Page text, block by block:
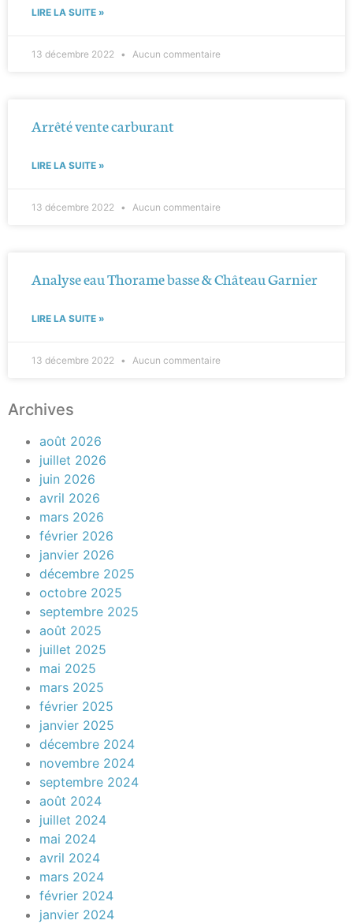
LIRE LA SUITE »
13 décembre 2022 Aucun commentaire
Arrêté vente carburant
LIRE LA SUITE »
13 décembre 2022 Aucun commentaire
Analyse eau Thorame basse & Château Garnier
LIRE LA SUITE »
13 décembre 2022 Aucun commentaire
Archives
août 2026
juillet 2026
juin 2026
avril 2026
mars 2026
février 2026
janvier 2026
décembre 2025
octobre 2025
septembre 2025
août 2025
juillet 2025
mai 2025
mars 2025
février 2025
janvier 2025
décembre 2024
novembre 2024
septembre 2024
août 2024
juillet 2024
mai 2024
avril 2024
mars 2024
février 2024
janvier 2024